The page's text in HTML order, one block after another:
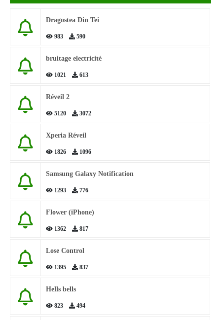
Dragostea Din Tei
983 590
bruitage electricité
1021 613
Réveil 2
5120 3072
Xperia Réveil
1826 1096
Samsung Galaxy Notification
1293 776
Flower (iPhone)
1362 817
Lose Control
1395 837
Hells bells
823 494